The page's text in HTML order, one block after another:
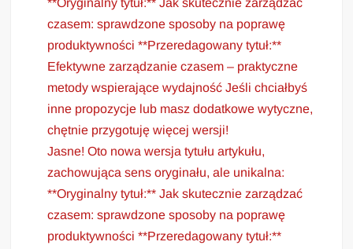
czasem: sprawdzone sposoby na poprawę
produktywności **Przeredagowany tytuł:**
Efektywne zarządzanie czasem – praktyczne
metody wspierające wydajność Jeśli chciałbyś
inne propozycje lub masz dodatkowe wytyczne,
chętnie przygotuję więcej wersji!
Jasne! Oto nowa wersja tytułu artykułu,
zachowująca sens oryginału, ale unikalna:
**Oryginalny tytuł:** Jak skutecznie zarządzać
czasem: sprawdzone sposoby na poprawę
produktywności **Przeredagowany tytuł:**